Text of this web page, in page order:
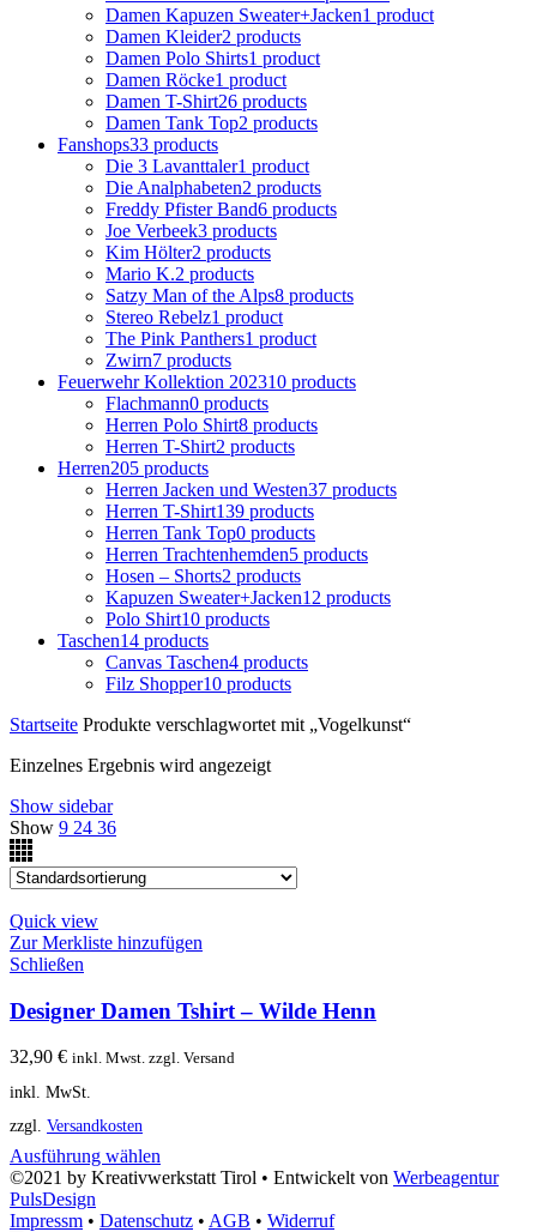
Damen Kapuzen Sweater+Jacken1 product
Damen Kleider2 products
Damen Polo Shirts1 product
Damen Röcke1 product
Damen T-Shirt26 products
Damen Tank Top2 products
Fanshops33 products
Die 3 Lavanttaler1 product
Die Analphabeten2 products
Freddy Pfister Band6 products
Joe Verbeek3 products
Kim Hölter2 products
Mario K.2 products
Satzy Man of the Alps8 products
Stereo Rebelz1 product
The Pink Panthers1 product
Zwirn7 products
Feuerwehr Kollektion 202310 products
Flachmann0 products
Herren Polo Shirt8 products
Herren T-Shirt2 products
Herren205 products
Herren Jacken und Westen37 products
Herren T-Shirt139 products
Herren Tank Top0 products
Herren Trachtenhemden5 products
Hosen – Shorts2 products
Kapuzen Sweater+Jacken12 products
Polo Shirt10 products
Taschen14 products
Canvas Taschen4 products
Filz Shopper10 products
Startseite Produkte verschlagwortet mit „Vogelkunst“
Einzelnes Ergebnis wird angezeigt
Show sidebar
Show 9 24 36
Quick view
Zur Merkliste hinzufügen
Schließen
Designer Damen Tshirt – Wilde Henn
32,90 € inkl. Mwst. zzgl. Versand
inkl. MwSt.
zzgl. Versandkosten
Ausführung wählen
©2021 by Kreativwerkstatt Tirol • Entwickelt von Werbeagentur
PulsDesign
Impressm • Datenschutz • AGB • Widerruf